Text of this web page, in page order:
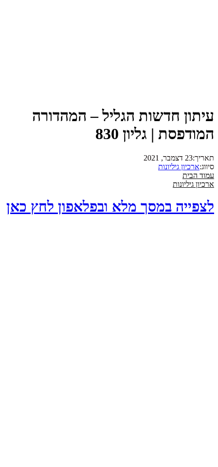
עיתון חדשות הגליל – המהדורה
המודפסת | גליון 830
תאריך:23 דצמבר, 2021
סיווג:ארכיון גיליונות
עמוד הבית
ארכיון גיליונות
לצפייה במסך מלא ובפלאפון לחץ כאן